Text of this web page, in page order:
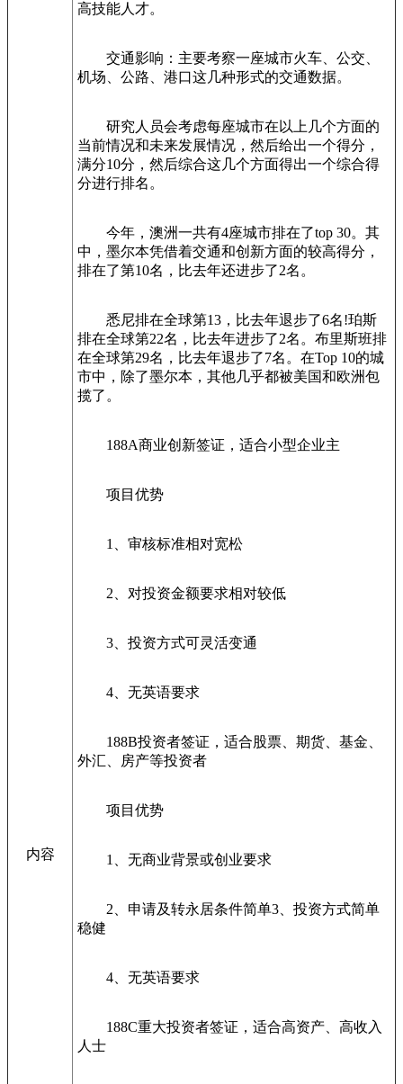
内容
高技能人才。
交通影响：主要考察一座城市火车、公交、
机场、公路、港口这几种形式的交通数据。
研究人员会考虑每座城市在以上几个方面的
当前情况和未来发展情况，然后给出一个得分，
满分10分，然后综合这几个方面得出一个综合得
分进行排名。
今年，澳洲一共有4座城市排在了top 30。其
中，墨尔本凭借着交通和创新方面的较高得分，
排在了第10名，比去年还进步了2名。
悉尼排在全球第13，比去年退步了6名!珀斯
排在全球第22名，比去年进步了2名。布里斯班排
在全球第29名，比去年退步了7名。在Top 10的城
市中，除了墨尔本，其他几乎都被美国和欧洲包
揽了。
188A商业创新签证，适合小型企业主
项目优势
1、审核标准相对宽松
2、对投资金额要求相对较低
3、投资方式可灵活变通
4、无英语要求
188B投资者签证，适合股票、期货、基金、
外汇、房产等投资者
项目优势
1、无商业背景或创业要求
2、申请及转永居条件简单3、投资方式简单
稳健
4、无英语要求
188C重大投资者签证，适合高资产、高收入
人士